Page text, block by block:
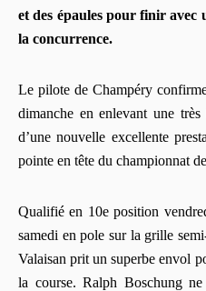
et des épaules pour finir avec
la concurrence.
Le pilote de Champéry
dimanche en enlevant une
d’une nouvelle excellente
pointe en tête du championnat
Qualifié en 10e position
samedi en pole sur la grille
Valaisan prit un superbe envol
la course. Ralph Boschung